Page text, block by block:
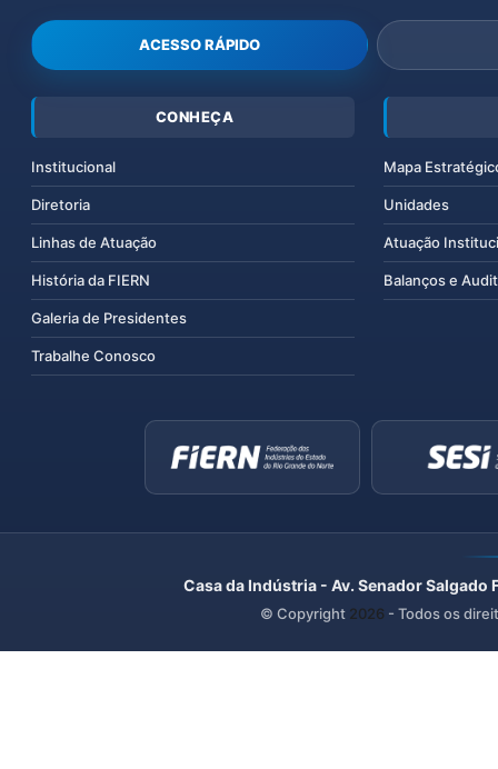
ACESSO RÁPIDO
CONHEÇA
Institucional
Diretoria
Linhas de Atuação
História da FIERN
Galeria de Presidentes
Trabalhe Conosco
Mapa
Unidades
Atuação
Balanços e
Casa da Indústria - Av. Senador
© Copyright 2026 - Todos os